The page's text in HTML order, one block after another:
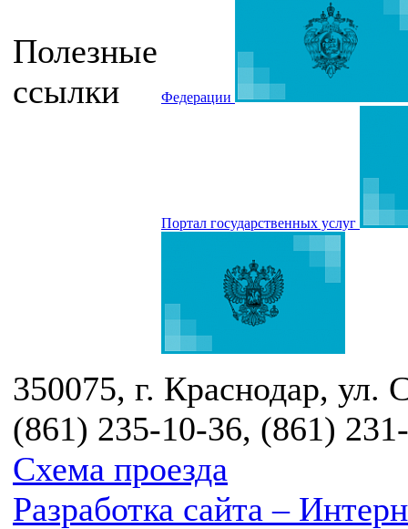
Полезные
ссылки
Федерации
Портал государственных услуг
350075, г. Краснодар, ул.
(861) 235-10-36, (861)
Схема проезда
Разработка сайта –